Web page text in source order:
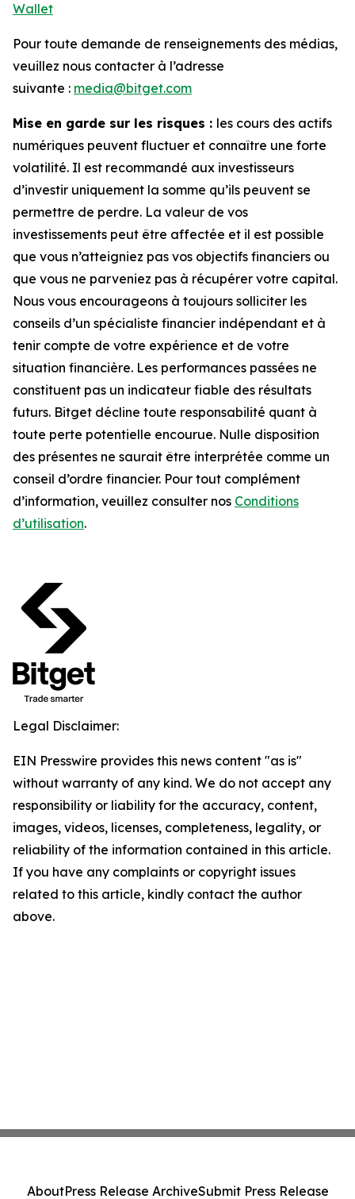
Wallet
Pour toute demande de renseignements des médias,
veuillez nous contacter à l’adresse
suivante : media@bitget.com
Mise en garde sur les risques : les cours des actifs
numériques peuvent fluctuer et connaître une forte
volatilité. Il est recommandé aux investisseurs
d’investir uniquement la somme qu’ils peuvent se
permettre de perdre. La valeur de vos
investissements peut être affectée et il est possible
que vous n’atteigniez pas vos objectifs financiers ou
que vous ne parveniez pas à récupérer votre capital.
Nous vous encourageons à toujours solliciter les
conseils d’un spécialiste financier indépendant et à
tenir compte de votre expérience et de votre
situation financière. Les performances passées ne
constituent pas un indicateur fiable des résultats
futurs. Bitget décline toute responsabilité quant à
toute perte potentielle encourue. Nulle disposition
des présentes ne saurait être interprétée comme un
conseil d’ordre financier. Pour tout complément
d’information, veuillez consulter nos Conditions
d’utilisation.
Legal Disclaimer:
EIN Presswire provides this news content "as is"
without warranty of any kind. We do not accept any
responsibility or liability for the accuracy, content,
images, videos, licenses, completeness, legality, or
reliability of the information contained in this article.
If you have any complaints or copyright issues
related to this article, kindly contact the author
above.
AboutPress Release ArchiveSubmit Press Release